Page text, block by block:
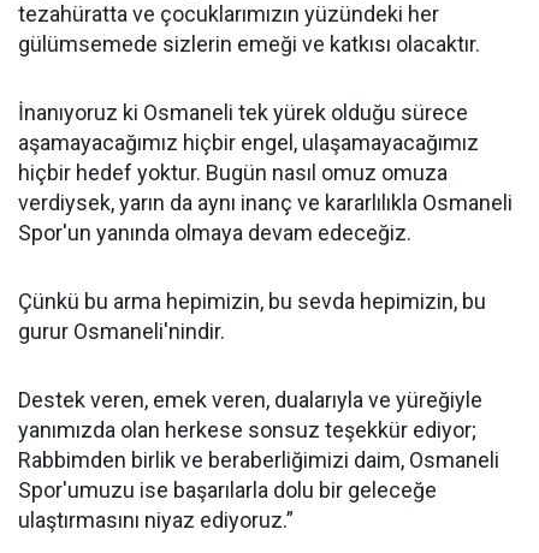
tezahüratta ve çocuklarımızın yüzündeki her
gülümsemede sizlerin emeği ve katkısı olacaktır.
İnanıyoruz ki Osmaneli tek yürek olduğu sürece
aşamayacağımız hiçbir engel, ulaşamayacağımız
hiçbir hedef yoktur. Bugün nasıl omuz omuza
verdiysek, yarın da aynı inanç ve kararlılıkla Osmaneli
Spor'un yanında olmaya devam edeceğiz.
Çünkü bu arma hepimizin, bu sevda hepimizin, bu
gurur Osmaneli'nindir.
Destek veren, emek veren, dualarıyla ve yüreğiyle
yanımızda olan herkese sonsuz teşekkür ediyor;
Rabbimden birlik ve beraberliğimizi daim, Osmaneli
Spor'umuzu ise başarılarla dolu bir geleceğe
ulaştırmasını niyaz ediyoruz.”